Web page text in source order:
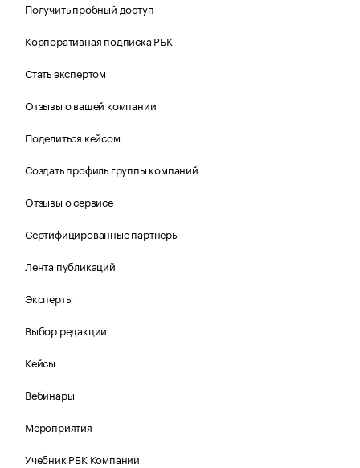
Получить пробный доступ
Корпоративная подписка РБК
Стать экспертом
Отзывы о вашей компании
Поделиться кейсом
Создать профиль группы компаний
Отзывы о сервисе
Сертифицированные партнеры
Лента публикаций
Эксперты
Выбор редакции
Кейсы
Вебинары
Мероприятия
Учебник РБК Компании